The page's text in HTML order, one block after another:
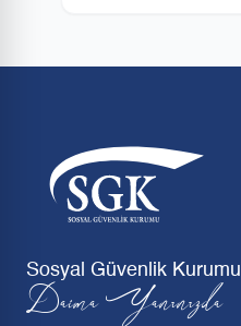
Sosyal Güvenlik Kurumu
Daima Yanınızda